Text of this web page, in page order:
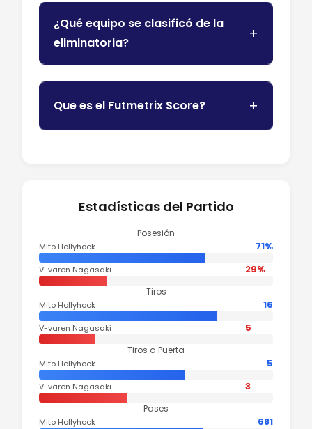
¿Qué equipo se clasificó de la
eliminatoria?
Que es el Futmetrix Score?
Estadísticas del Partido
Posesión
Mito Hollyhock 71%
V-varen Nagasaki 29%
Tiros
Mito Hollyhock 16
V-varen Nagasaki 5
Tiros a Puerta
Mito Hollyhock 5
V-varen Nagasaki 3
Pases
Mito Hollyhock 681